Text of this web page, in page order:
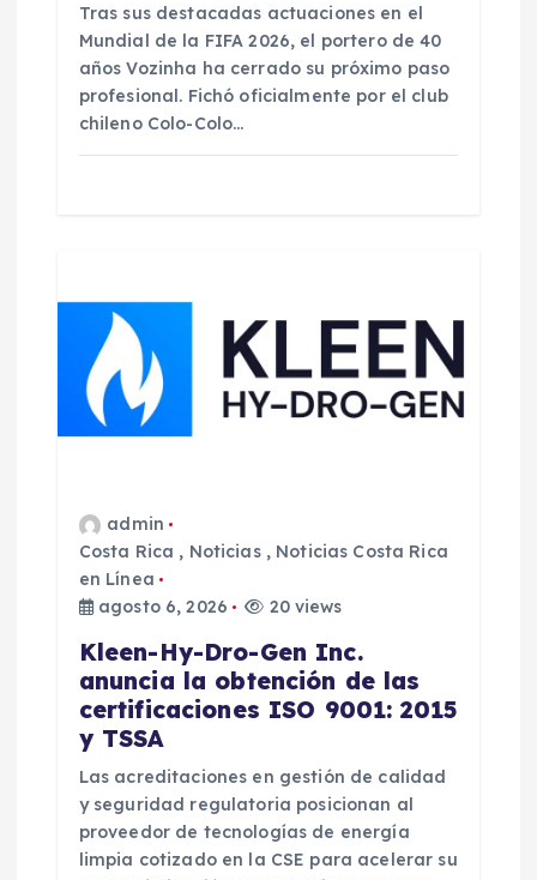
Tras sus destacadas actuaciones en el
Mundial de la FIFA 2026, el portero de 40
años Vozinha ha cerrado su próximo paso
profesional. Fichó oficialmente por el club
chileno Colo-Colo…
admin
Costa Rica , Noticias, Noticias Costa Rica
en Línea
agosto 6, 2026
20 views
Kleen-Hy-Dro-Gen Inc.
anuncia la obtención de las
certificaciones ISO 9001: 2015
y TSSA
Las acreditaciones en gestión de calidad
y seguridad regulatoria posicionan al
proveedor de tecnologías de energía
limpia cotizado en la CSE para acelerar su